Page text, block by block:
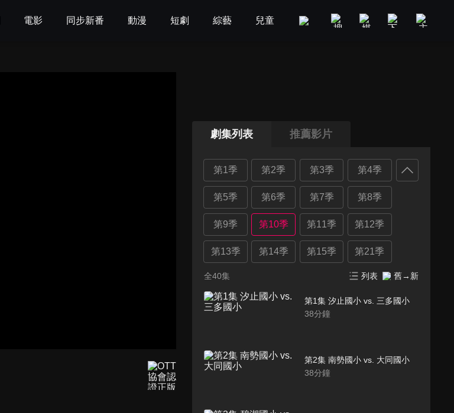
電影 同步新番 動漫 短劇 綜藝 兒童 GOOD TV 娛樂 美食旅遊
劇集列表 推薦影片
第1季 第2季 第3季 第4季
第5季 第6季 第7季 第8季
第9季 第10季 第11季 第12季
第13季 第14季 第15季 第21季
全40集 列表 舊→新
第1集 汐止國小 vs. 三多國小
38分鐘
第2集 南勢國小 vs. 大同國小
38分鐘